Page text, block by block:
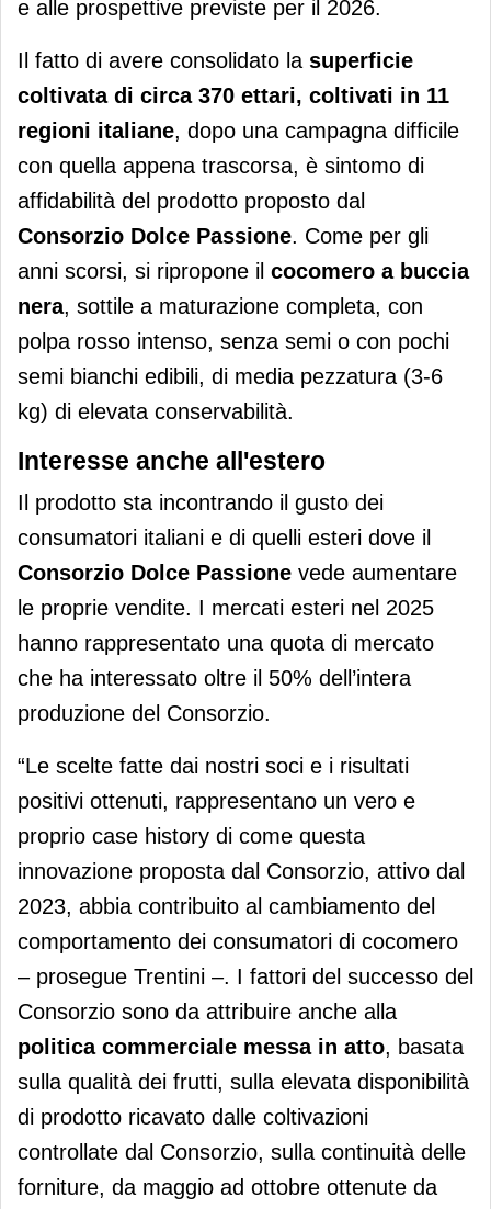
e alle prospettive previste per il 2026.
Il fatto di avere consolidato la superficie
coltivata di circa 370 ettari, coltivati in 11
regioni italiane, dopo una campagna difficile
con quella appena trascorsa, è sintomo di
affidabilità del prodotto proposto dal
Consorzio Dolce Passione. Come per gli
anni scorsi, si ripropone il cocomero a buccia
nera, sottile a maturazione completa, con
polpa rosso intenso, senza semi o con pochi
semi bianchi edibili, di media pezzatura (3-6
kg) di elevata conservabilità.
Interesse anche all'estero
Il prodotto sta incontrando il gusto dei
consumatori italiani e di quelli esteri dove il
Consorzio Dolce Passione vede aumentare
le proprie vendite. I mercati esteri nel 2025
hanno rappresentato una quota di mercato
che ha interessato oltre il 50% dell’intera
produzione del Consorzio.
“Le scelte fatte dai nostri soci e i risultati
positivi ottenuti, rappresentano un vero e
proprio case history di come questa
innovazione proposta dal Consorzio, attivo dal
2023, abbia contribuito al cambiamento del
comportamento dei consumatori di cocomero
– prosegue Trentini –. I fattori del successo del
Consorzio sono da attribuire anche alla
politica commerciale messa in atto, basata
sulla qualità dei frutti, sulla elevata disponibilità
di prodotto ricavato dalle coltivazioni
controllate dal Consorzio, sulla continuità delle
forniture, da maggio ad ottobre ottenute da